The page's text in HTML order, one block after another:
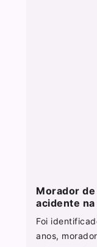
Morador
acidente na
Foi
anos,